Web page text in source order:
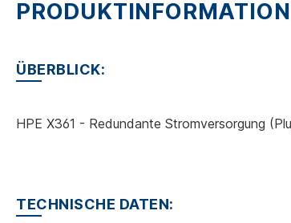
ÜBERBLICK:
HPE X361 - Redundante Stromversorgung
TECHNISCHE DATEN: